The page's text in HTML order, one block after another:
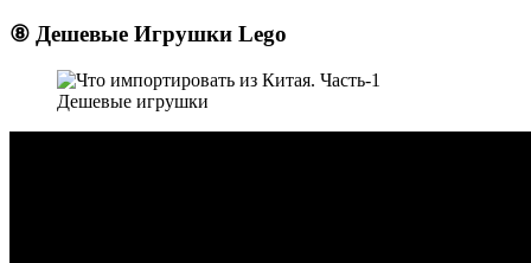
⑧ Дешевые Игрушки Lego
Дешевые игрушки